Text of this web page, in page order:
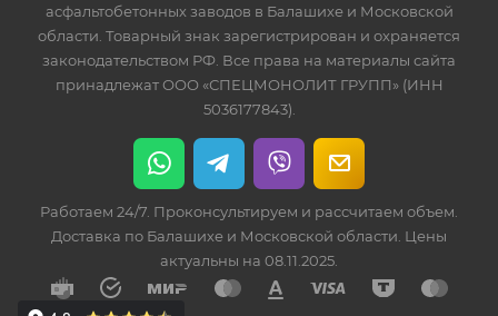
асфальтобетонных заводов в Балашихе и Московской
области. Товарный знак зарегистрирован и охраняется
законодательством РФ. Все права на материалы сайта
принадлежат ООО «СПЕЦМОНОЛИТ ГРУПП» (ИНН
5036177843).
Работаем 24/7. Проконсультируем и рассчитаем объем.
Доставка по Балашихе и Московской области. Цены
актуальны на 08.11.2025.